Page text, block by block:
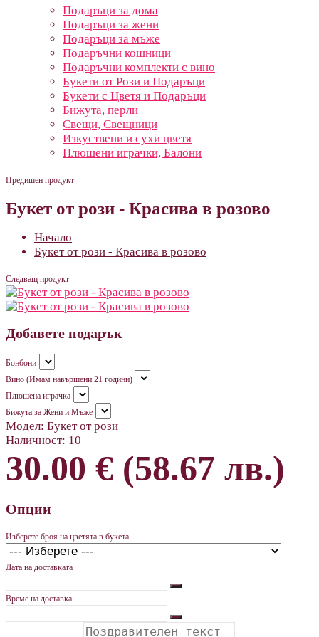
Подаръци за дома
Подаръци за жени
Подаръци за мъже
Подаръчни кошници
Подаръчни комплекти с вино
Букети от Рози и Подаръци
Букети с Цветя и Подаръци
Бижута, перли
Свещи, Свещници
Изкуствени и сухи цветя
Плюшени играчки, Балони
Предишен продукт
Букет от рози - Красива в розово
Начало
Букет от рози - Красива в розово
Следващ продукт
Добавете подарък
Бонбони
Вино (Имам навършени 21 години)
Плюшена играчка
Бижута за Жени и Мъже
Модел: Букет от рози
Наличност: 10
30.00 € (58.67 лв.)
Опции
Изберете броя на цветята в букета
Дата на доставката
Време на доставка